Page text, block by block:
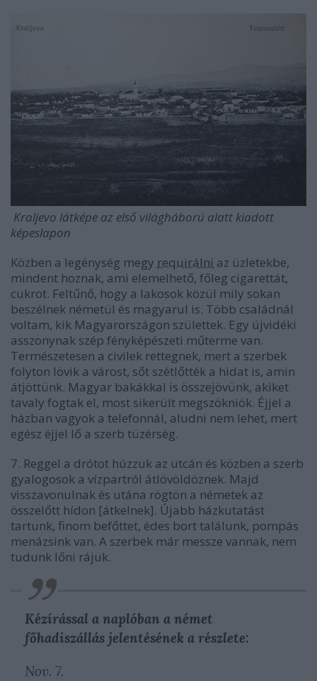
Kraljevo látképe az első világháború alatt kiadott
képeslapon
Közben a legénység megy requirálni az üzletekbe,
mindent hoznak, ami elemelhető, főleg cigarettát,
cukrot. Feltűnő, hogy a lakosok közül mily sokan
beszélnek németül és magyarul is. Több családnál
voltam, kik Magyarországon születtek. Egy újvidéki
asszonynak szép fényképészeti műterme van.
Természetesen a civilek rettegnek, mert a szerbek
folyton lövik a várost, sőt szétlőtték a hidat is, amin
átjöttünk. Magyar bakákkal is összejövünk, akiket
tavaly fogtak el, most sikerült megszökniök. Éjjel a
házban vagyok a telefonnál, aludni nem lehet, mert
egész éjjel lő a szerb tüzérség.
7. Reggel a drótot húzzuk az utcán és közben a szerb
gyalogosok a vízpartról átlövöldöznek. Majd
visszavonulnak és utána rögtön a németek az
összelőtt hídon [átkelnek]. Újabb házkutatást
tartunk, finom befőttet, édes bort találunk, pompás
menázsink van. A szerbek már messze vannak, nem
tudunk lőni rájuk.
Kézírással a naplóban a német
főhadiszállás jelentésének a részlete:
Nov. 7.